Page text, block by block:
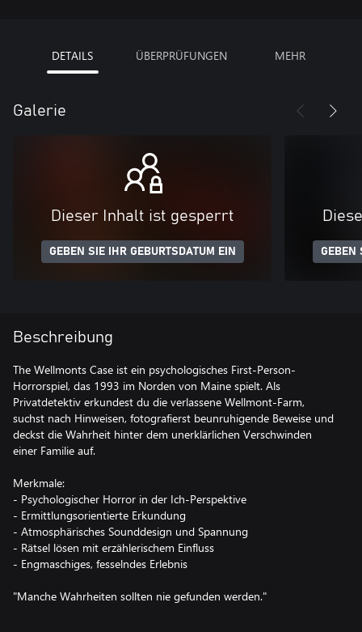
DETAILS ÜBERPRÜFUNGEN MEHR
Galerie
Dieser Inhalt ist gesperrt
GEBEN SIE IHR GEBURTSDATUM EIN GEBEN
Beschreibung
The Wellmonts Case ist ein psychologisches First-Person-
Horrorspiel, das 1993 im Norden von Maine spielt. Als
Privatdetektiv erkundest du die verlassene Wellmont-Farm,
suchst nach Hinweisen, fotografierst beunruhigende Beweise und
deckst die Wahrheit hinter dem unerklärlichen Verschwinden
einer Familie auf.
Merkmale:
- Psychologischer Horror in der Ich-Perspektive
- Ermittlungsorientierte Erkundung
- Atmosphärisches Sounddesign und Spannung
- Rätsel lösen mit erzählerischem Einfluss
- Engmaschiges, fesselndes Erlebnis
"Manche Wahrheiten sollten nie gefunden werden."